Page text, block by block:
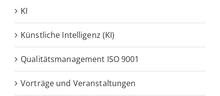
KI
Künstliche Intelligenz (KI)
Qualitätsmanagement ISO 9001
Vorträge und Veranstaltungen